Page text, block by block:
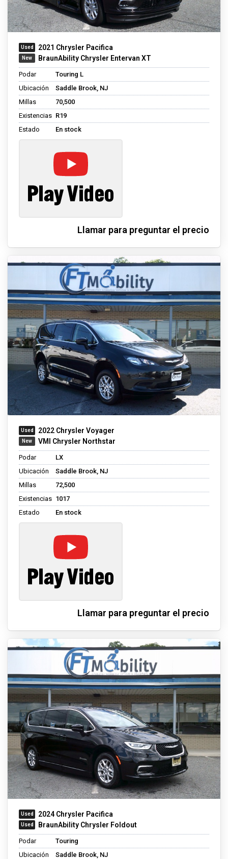
2021 Chrysler Pacifica
BraunAbility Chrysler Entervan XT
Podar
Touring L
Ubicación
Saddle Brook, NJ
Millas
70,500
Existencias R19
Estado
En stock
Llamar para preguntar el precio
2022 Chrysler Voyager
VMI Chrysler Northstar
Podar
LX
Ubicación
Saddle Brook, NJ
Millas
72,500
Existencias 1017
Estado
En stock
Llamar para preguntar el precio
2024 Chrysler Pacifica
BraunAbility Chrysler Foldout
Podar
Touring
Ubicación
Saddle Brook, NJ